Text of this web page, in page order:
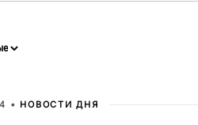
• НОВОСТИ ДНЯ